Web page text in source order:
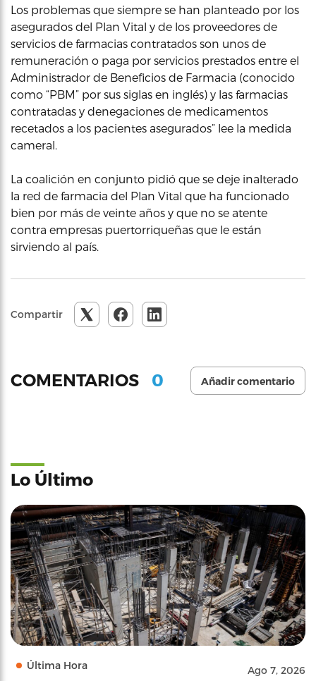
Los problemas que siempre se han planteado por los
asegurados del Plan Vital y de los proveedores de
servicios de farmacias contratados son unos de
remuneración o paga por servicios prestados entre el
Administrador de Beneficios de Farmacia (conocido
como “PBM” por sus siglas en inglés) y las farmacias
contratadas y denegaciones de medicamentos
recetados a los pacientes asegurados” lee la medida
cameral.
La coalición en conjunto pidió que se deje inalterado
la red de farmacia del Plan Vital que ha funcionado
bien por más de veinte años y que no se atente
contra empresas puertorriqueñas que le están
sirviendo al país.
Compartir
COMENTARIOS 0 Añadir comentario
Lo Último
Última Hora Ago 7, 2026